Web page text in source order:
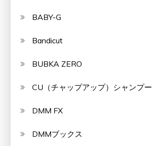
BABY-G
Bandicut
BUBKA ZERO
CU（チャップアップ）シャンプー
DMM FX
DMMブックス